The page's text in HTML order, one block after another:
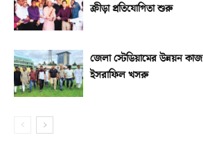
ক্রীড়া প্রতিযোগিতা শুরু
জেলা স্টেডিয়ামের উন্নয়ন
ইসরাফিল খসরু